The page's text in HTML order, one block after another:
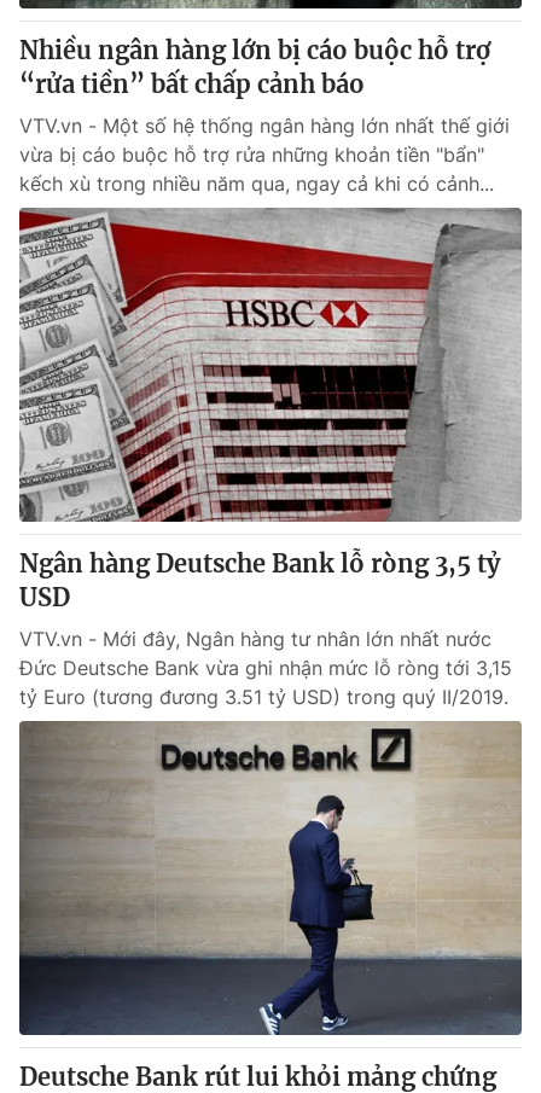
Nhiều ngân hàng lớn bị cáo buộc hỗ trợ
“rửa tiền” bất chấp cảnh báo
VTV.vn - Một số hệ thống ngân hàng lớn nhất thế giới
vừa bị cáo buộc hỗ trợ rửa những khoản tiền "bẩn"
kếch xù trong nhiều năm qua, ngay cả khi có cảnh...
Ngân hàng Deutsche Bank lỗ ròng 3,5 tỷ
USD
VTV.vn - Mới đây, Ngân hàng tư nhân lớn nhất nước
Đức Deutsche Bank vừa ghi nhận mức lỗ ròng tới 3,15
tỷ Euro (tương đương 3.51 tỷ USD) trong quý II/2019.
Deutsche Bank rút lui khỏi mảng chứng